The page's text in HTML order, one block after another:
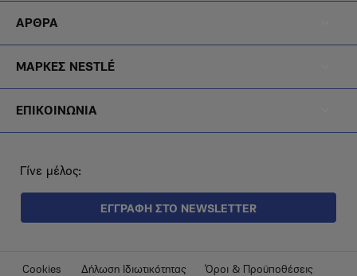
ΑΡΘΡΑ
ΜΑΡΚΕΣ NESTLÉ
ΕΠΙΚΟΙΝΩΝΙΑ
Γίνε μέλος:
ΕΓΓΡΑΦΗ ΣΤΟ NEWSLETTER
Cookies Δήλωση Ιδιωτικότητας Όροι & Προϋποθέσεις